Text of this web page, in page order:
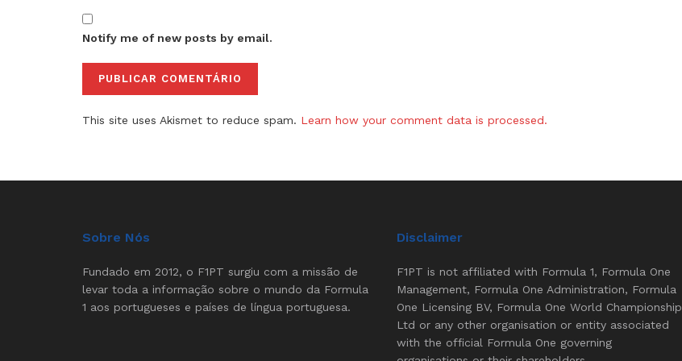
Notify me of new posts by email.
This site uses Akismet to reduce spam. Learn how your comment data is processed.
Sobre Nós
Fundado em 2012, o F1PT surgiu com a missão de
levar toda a informação sobre o mundo da Formula
1 aos portugueses e países de língua portuguesa.
Disclaimer
F1PT is not affiliated with Formula 1, Formula One
Management, Formula One Administration, Formula
One Licensing BV, Formula One World Championship
Ltd or any other organisation or entity associated
with the official Formula One governing